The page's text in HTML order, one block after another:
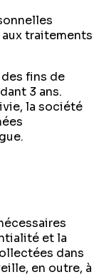
traitements
fins de
3 ans.
la société
et la
dans
en outre, à